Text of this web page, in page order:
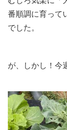
番順調に育って
でした。
が、しかし！今